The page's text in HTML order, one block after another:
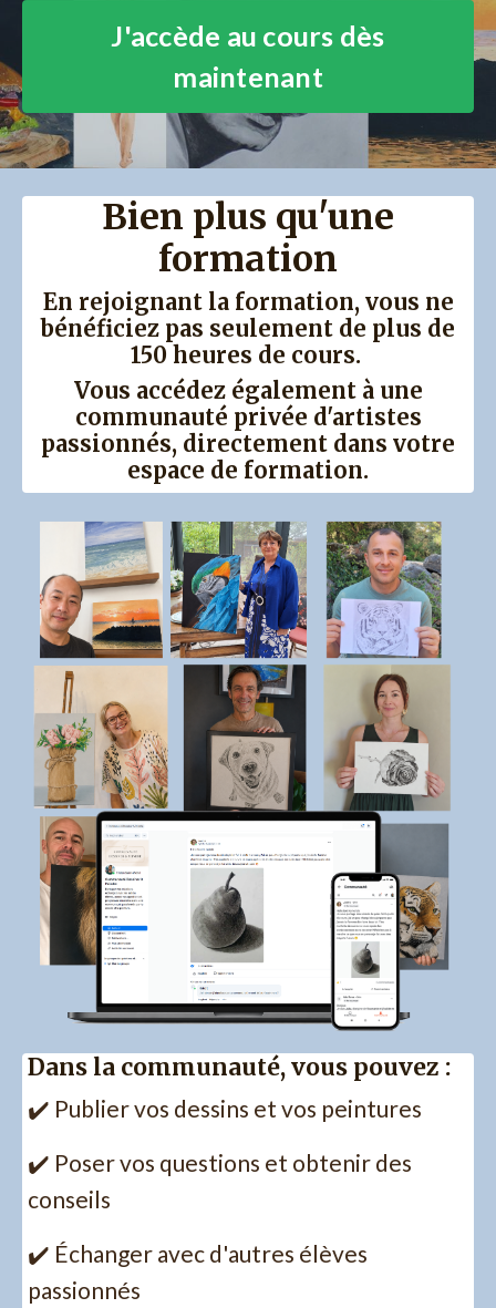
J'accède au cours dès
maintenant
Bien plus qu'une
formation
En rejoignant la formation, vous ne
bénéficiez pas seulement de plus de
150 heures de cours.
Vous accédez également à une
communauté privée d'artistes
passionnés, directement dans votre
espace de formation.
Dans la communauté, vous pouvez :
✔️ Publier vos dessins et vos peintures
✔️ Poser vos questions et obtenir des
conseils
✔️ Échanger avec d'autres élèves
passionnés